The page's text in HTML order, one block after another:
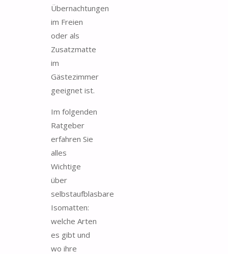
Übernachtungen
im Freien
oder als
Zusatzmatte
im
Gästezimmer
geeignet ist.
Im folgenden
Ratgeber
erfahren Sie
alles
Wichtige
über
selbstaufblasbare
Isomatten:
welche Arten
es gibt und
wo ihre